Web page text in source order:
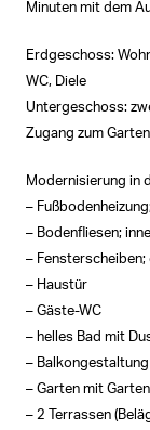
Minuten mit dem
Erdgeschoss:
WC, Diele
Untergeschoss:
Zugang zum Garten
Modernisierung in
–
– Bodenfliesen;
– Fensterscheiben;
– Haustür
– Gäste-WC
– helles Bad mit
–
– Garten mit
– 2 Terrassen